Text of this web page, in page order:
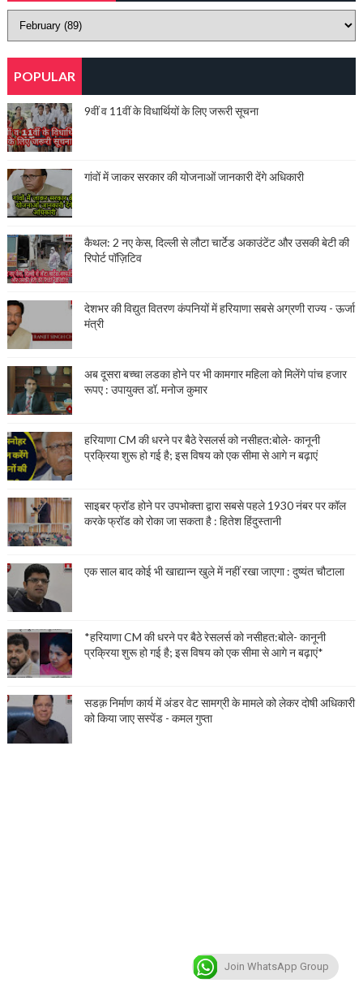
POPULAR
9वीं व 11वीं के विधार्थियों के लिए जरूरी सूचना
गांवों में जाकर सरकार की योजनाओं जानकारी देंगे अधिकारी
कैथल: 2 नए केस, दिल्ली से लौटा चार्टेड अकाउंटेंट और उसकी बेटी की
रिपोर्ट पॉज़िटिव
देशभर की विद्युत वितरण कंपनियों में हरियाणा सबसे अग्रणी राज्य - ऊर्जा
मंत्री
अब दूसरा बच्चा लडका होने पर भी कामगार महिला को मिलेंगे पांच हजार
रूपए : उपायुक्त डॉ. मनोज कुमार
हरियाणा CM की धरने पर बैठे रेसलर्स को नसीहत:बोले- कानूनी
प्रक्रिया शुरू हो गई है; इस विषय को एक सीमा से आगे न बढ़ाएं
साइबर फ्रॉड होने पर उपभोक्ता द्वारा सबसे पहले 1930 नंबर पर कॉल
करके फ्रॉड को रोका जा सकता है : हितेश हिंदुस्तानी
एक साल बाद कोई भी खाद्यान्न खुले में नहीं रखा जाएगा : दुष्यंत चौटाला
*हरियाणा CM की धरने पर बैठे रेसलर्स को नसीहत:बोले- कानूनी
प्रक्रिया शुरू हो गई है; इस विषय को एक सीमा से आगे न बढ़ाएं*
सडक़ निर्माण कार्य में अंडर वेट सामग्री के मामले को लेकर दोषी अधिकारी
को किया जाए सस्पेंड - कमल गुप्ता
Join WhatsApp Group